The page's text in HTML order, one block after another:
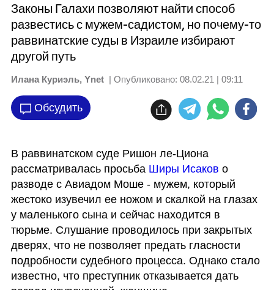
Законы Галахи позволяют найти способ
развестись с мужем-садистом, но почему-то
раввинатские суды в Израиле избирают
другой путь
Илана Куриэль, Ynet | Опубликовано: 08.02.21 | 09:11
Обсудить
В раввинатском суде Ришон ле-Циона
рассматривалась просьба Ширы Исаков о
разводе с Авиадом Моше - мужем, который
жестоко изувечил ее ножом и скалкой на глазах
у маленького сына и сейчас находится в
тюрьме. Слушание проводилось при закрытых
дверях, что не позволяет предать гласности
подробности судебного процесса. Однако стало
известно, что преступник отказывается дать